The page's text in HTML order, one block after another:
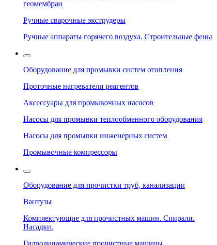
геомембран
Ручные сварочные экструдеры
Ручные аппараты горячего воздуха. Строительные фены
Оборудование для промывки систем отопления
Проточные нагреватели реагентов
Аксессуары для промывочных насосов
Насосы для промывки теплообменного оборудования
Насосы для промывки инженерных систем
Промывочные компрессоры
Оборудование для прочистки труб, канализации
Вантузы
Комплектующие для прочистных машин. Спирали.
Насадки.
Гидродинамические прочистные машины